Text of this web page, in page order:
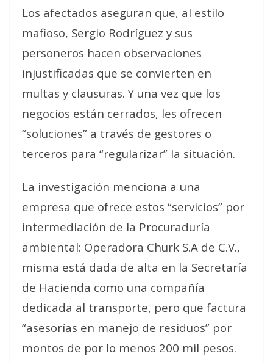
Los afectados aseguran que, al estilo
mafioso, Sergio Rodríguez y sus
personeros hacen observaciones
injustificadas que se convierten en
multas y clausuras. Y una vez que los
negocios están cerrados, les ofrecen
“soluciones” a través de gestores o
terceros para “regularizar” la situación.
La investigación menciona a una
empresa que ofrece estos “servicios” por
intermediación de la Procuraduría
ambiental: Operadora Churk S.A de C.V.,
misma está dada de alta en la Secretaría
de Hacienda como una compañía
dedicada al transporte, pero que factura
“asesorías en manejo de residuos” por
montos de por lo menos 200 mil pesos.